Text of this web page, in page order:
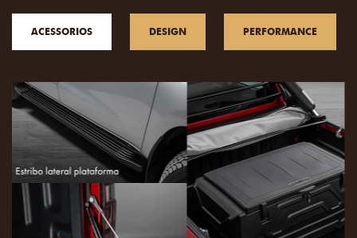
ACESSORIOS DESIGN PERFORMANCE